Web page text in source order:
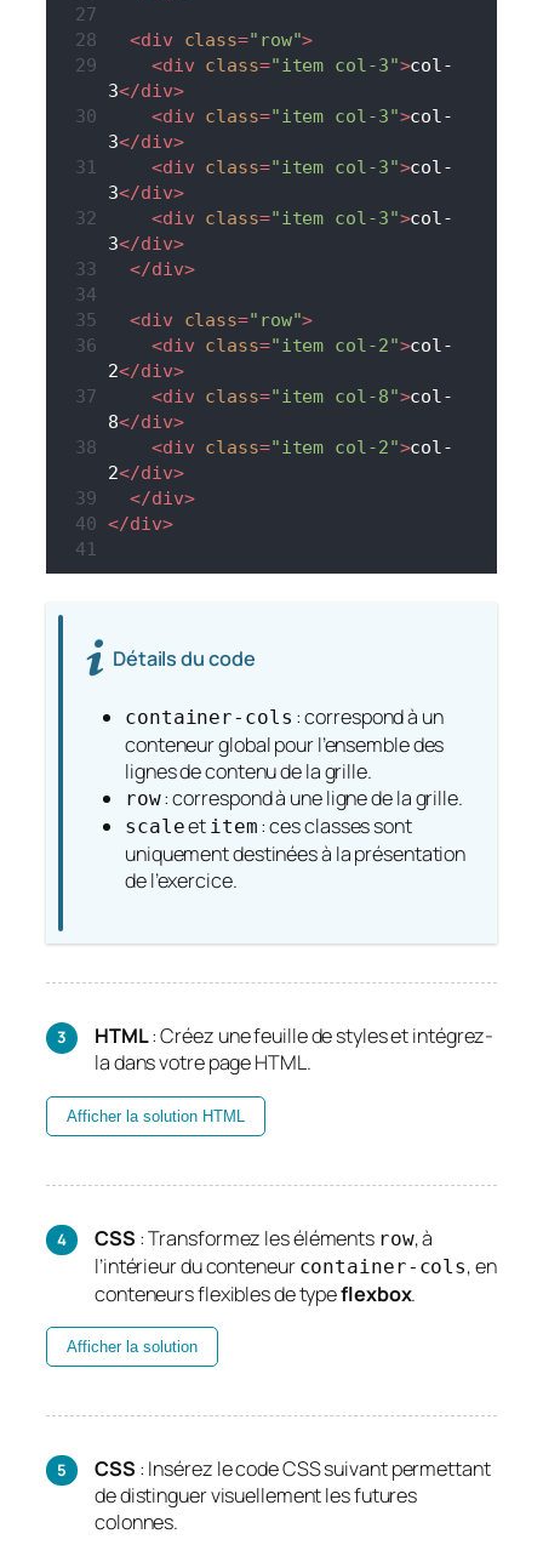
<div class="row">
<div class="item col-3">col-
3</div>
<div class="item col-3">col-
3</div>
<div class="item col-3">col-
3</div>
<div class="item col-3">col-
3</div>
</div>
<div class="row">
<div class="item col-2">col-
2</div>
<div class="item col-8">col-
8</div>
<div class="item col-2">col-
2</div>
</div>
</div>
Détails du code
container-cols : correspond à un
conteneur global pour l’ensemble des
lignes de contenu de la grille.
row: correspond à une ligne de la grille.
scaleet item : ces classes sont
uniquement destinées à la présentation
de l’exercice.
HTML: Créez une feuille de styles et intégrez-
la dans votre page HTML.
Afficher la solution HTML
CSS : Transformez les éléments row, à
l’intérieur du conteneur container-cols, en
conteneurs flexibles de typeflexbox.
Afficher la solution
CSS : Insérez le code CSS suivant permettant
de distinguer visuellement les futures
colonnes.